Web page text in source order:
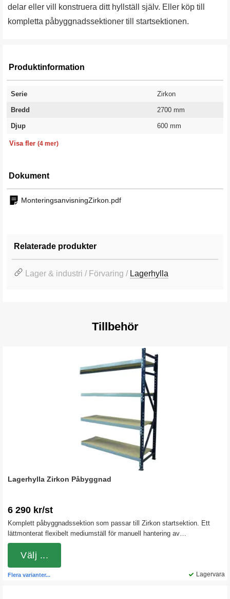
delar eller vill konstruera ditt hyllställ själv. Eller köp till
kompletta påbyggnadssektioner till startsektionen.
Produktinformation
Serie Zirkon
Bredd 2700 mm
Djup
600 mm
Visa fler (4 mer)
Dokument
MonteringsanvisningZirkon.pdf
Relaterade produkter
Lager & industri / Förvaring / Lagerhylla
Tillbehör
Lagerhylla Zirkon Påbyggnad
6 290 kr/st
Komplett påbyggnadssektion som passar till Zirkon startsektion. Ett
lättmonterat flexibelt mediumställ för manuell hantering av
volymkrävande gods. Ställaget är lätt att bygga om eller förlänga när
behoven växlar.
Lagervara
Flera varianter...
Välj ...